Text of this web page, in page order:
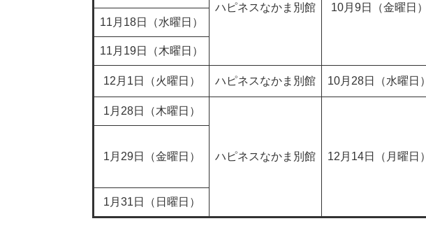
ハピネスなかま別館 10月9日（金曜日）
11月18日（水曜日）
11月19日（木曜日）
12月1日（火曜日） ハピネスなかま別館 10月28日（水曜日）
1月28日（木曜日）
ハピネスなかま別館 12月14日（月曜日）
1月29日（金曜日）
1月31日（日曜日）